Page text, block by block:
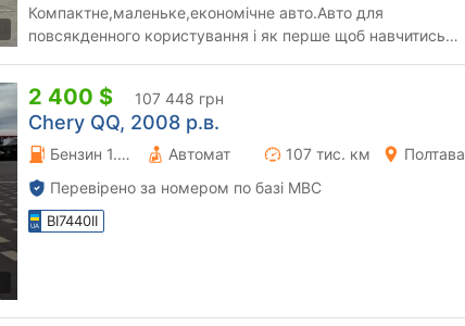
Компактне,маленьке,економічне авто.Авто для
повсякденного користування і як перше щоб навчитись
2 400 $ 107 448 грн
Chery QQ, 2008 р.в.
Бензин 1.08 л. Автомат 107 тис. км
Полтава
Перевірено за номером по базі МВС
BI7440II